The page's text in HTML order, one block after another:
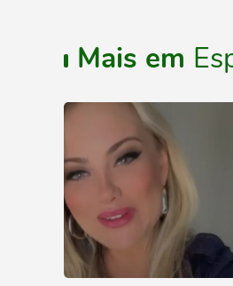
Mais em